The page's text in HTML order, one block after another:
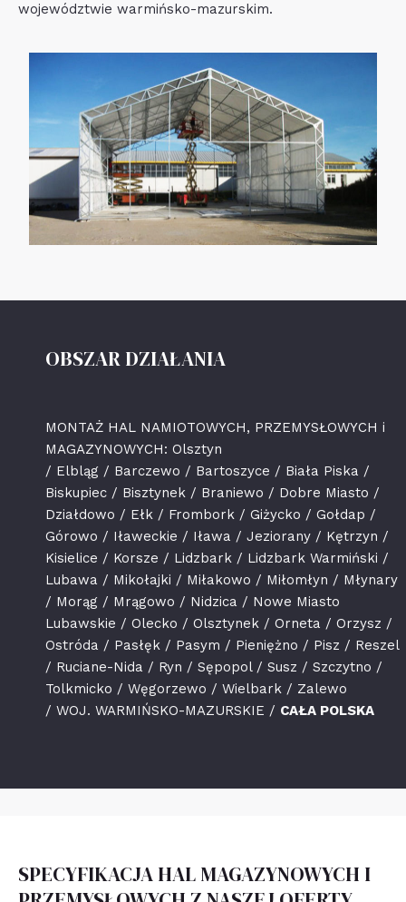
województwie warmińsko-mazurskim.
OBSZAR DZIAŁANIA
MONTAŻ HAL NAMIOTOWYCH, PRZEMYSŁOWYCH i
MAGAZYNOWYCH: Olsztyn
/ Elbląg / Barczewo / Bartoszyce / Biała Piska /
Biskupiec / Bisztynek / Braniewo / Dobre Miasto /
Działdowo / Ełk / Frombork / Giżycko / Gołdap /
Górowo / Iławeckie / Iława / Jeziorany / Kętrzyn /
Kisielice / Korsze / Lidzbark / Lidzbark Warmiński /
Lubawa / Mikołajki / Miłakowo / Miłomłyn / Młynary
/ Morąg / Mrągowo / Nidzica / Nowe Miasto
Lubawskie / Olecko / Olsztynek / Orneta / Orzysz /
Ostróda / Pasłęk / Pasym / Pieniężno / Pisz / Reszel
/ Ruciane-Nida / Ryn / Sępopol / Susz / Szczytno /
Tolkmicko / Węgorzewo / Wielbark / Zalewo
/ WOJ. WARMIŃSKO-MAZURSKIE / CAŁA POLSKA
SPECYFIKACJA HAL MAGAZYNOWYCH I